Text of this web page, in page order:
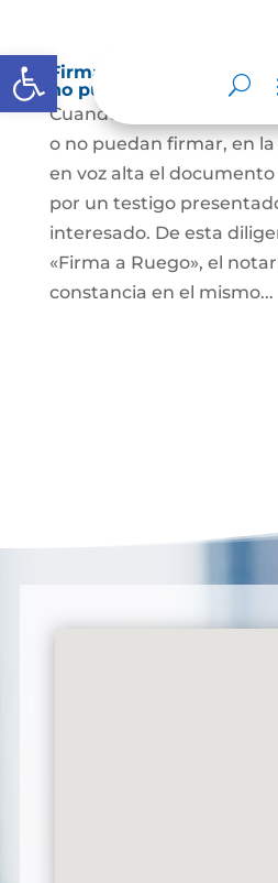
Abrir barra de herramientas
Firma a Ruego –
no puede firmar
Cuando se trate de
o no puedan firmar, en
en voz alta el
por un testigo
interesado. De esta
«Firma a Ruego», el
constancia en el mismo...